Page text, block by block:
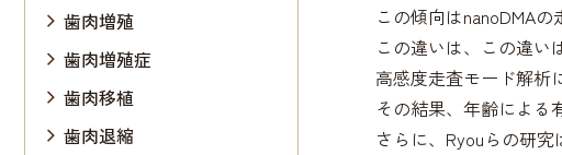
この傾向はnanoDMA
この違いは、この違
高感度走査モード解析
その結果、年齢による
さらに、Ryouらの研
歯肉増殖
歯肉増殖症
歯肉移植
歯肉退縮